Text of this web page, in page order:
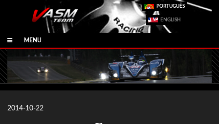
PORTUGUÊS
ENGLISH
MENU
2014-10-22